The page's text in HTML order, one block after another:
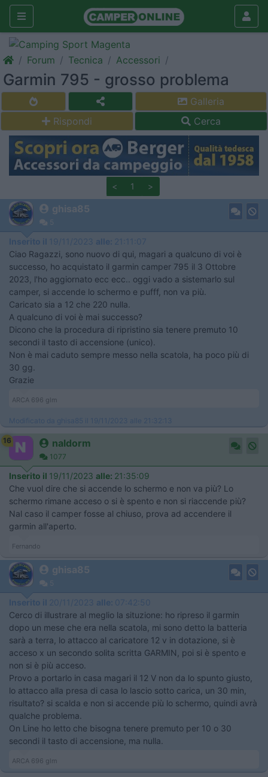
Forum Tecnica Accessori
Garmin 795 - grosso problema
Galleria
Rispondi
Cerca
< 1 >
ghisa85
5
Inserito il 19/11/2023 alle: 21:11:07
Ciao Ragazzi, sono nuovo di qui, magari a qualcuno di voi è
successo, ho acquistato il garmin camper 795 il 3 Ottobre
2023, l'ho aggiornato ecc ecc.. oggi vado a sistemarlo sul
camper, si accende lo schermo e pufff, non va più.
Caricato sia a 12 che 220 nulla.
A qualcuno di voi è mai successo?
Dicono che la procedura di ripristino sia tenere premuto 10
secondi il tasto di accensione (unico).
Non è mai caduto sempre messo nella scatola, ha poco più di
30 gg.
Grazie
ARCA 696 glm
Modificato da ghisa85 il 19/11/2023 alle 21:32:13
16 naldorm
1077
Inserito il 19/11/2023 alle: 21:35:09
Che vuol dire che si accende lo schermo e non va più? Lo
schermo rimane acceso o si è spento e non si riaccende più?
Nal caso il camper fosse al chiuso, prova ad accendere il
garmin all'aperto.
Fernando
ghisa85
5
Inserito il 20/11/2023 alle: 07:42:50
Cerco di illustrare al meglio la situzione: ho ripreso il garmin
dopo un mese che era nella scatola, mi sono detto la batteria
sarà a terra, lo attacco al caricatore 12 v in dotazione, si è
acceso x un secondo solita scritta GARMIN, poi si è spento e
non si è più acceso.
Provo a portarlo in casa magari il 12 V non da lo spunto giusto,
lo attacco alla presa di casa lo lascio sotto carica, un 30 min,
risultato? si scalda e non si accende più lo schermo, quindi avrà
qualche problema.
On Line ho letto che bisogna tenere premuto per 10 o 30
secondi il tasto di accensione, ma nulla.
ARCA 696 glm